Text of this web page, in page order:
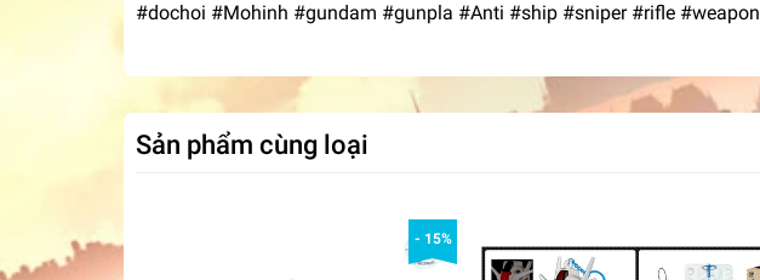
#dochoi #Mohinh #gundam #gunpla #Anti #ship #sniper #rifle #weapon
Sản phẩm cùng loại
- 15%